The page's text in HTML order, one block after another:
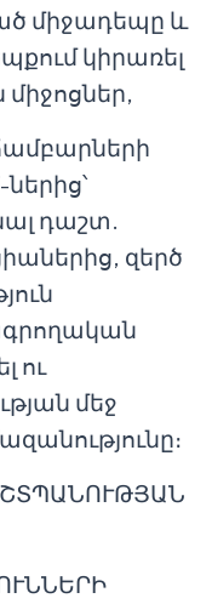
միջադեպը և
կիրառել
դաշտ.
զերծ
ու
մեջ